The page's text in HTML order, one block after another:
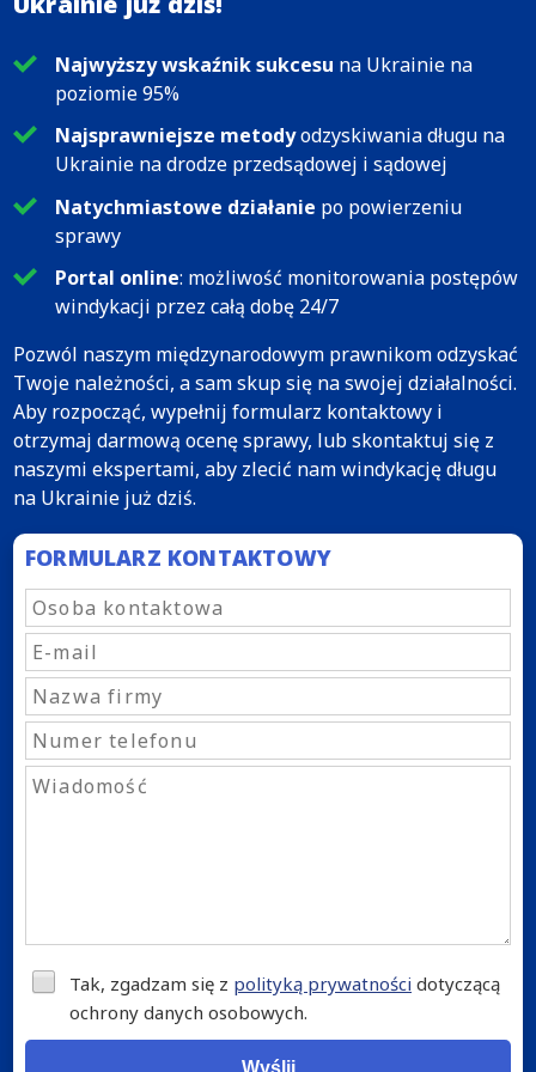
Najwyższy wskaźnik sukcesu na Ukrainie na
poziomie 95%
Najsprawniejsze metodyodzyskiwania długu na
Ukrainie na drodze przedsądowej i sądowej
Natychmiastowe działanie po powierzeniu
sprawy
Portal online: możliwość monitorowania postępów
windykacji przez całą dobę 24/7
Pozwól naszym międzynarodowym prawnikom odzyskać
Twoje należności, a sam skup się na swojej działalności.
Aby rozpocząć, wypełnij formularz kontaktowy i
otrzymaj darmową ocenę sprawy, lub skontaktuj się z
naszymi ekspertami, aby zlecić nam windykację długu
na Ukrainie już dziś.
FORMULARZ KONTAKTOWY
Tak, zgadzam się z polityką prywatności dotyczącą
ochrony danych osobowych.
Wyślij